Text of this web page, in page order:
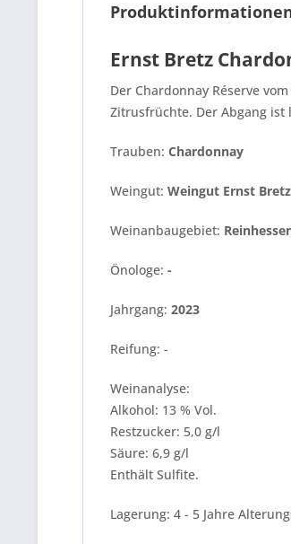
Ernst Bretz
Der Chardonnay Réserve
Zitrusfrüchte. Der Abgang ist
Trauben: Chardonnay
Weingut: Weingut Ernst Bretz
Weinanbaugebiet:
Önologe: -
Jahrgang: 2023
Reifung: -
Weinanalyse:
Alkohol: 13 % Vol.
Restzucker: 5,0 g/l
Säure: 6,9 g/l
Enthält Sulfite.
Lagerung: 4 - 5 Jahre